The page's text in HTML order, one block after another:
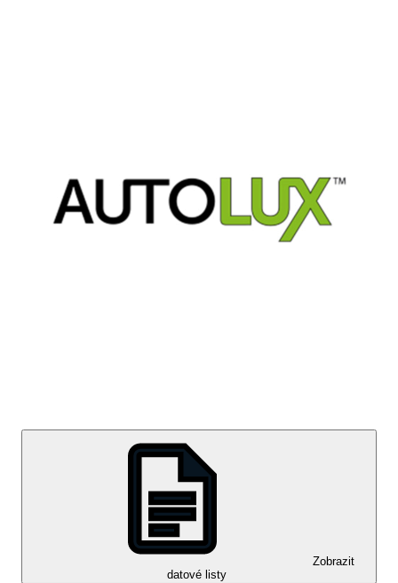
Zobrazit
datové listy